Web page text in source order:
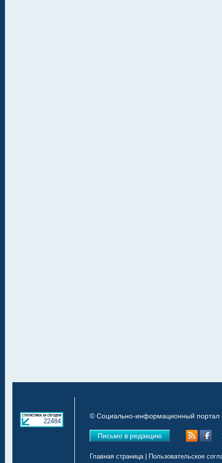
22484
© Социально-информационный портал
Письмо в редакцию
Главная страница| Пользовательское